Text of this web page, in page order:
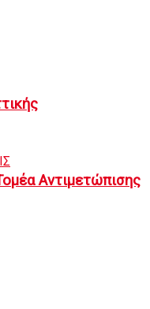
Αντιμετώπισης